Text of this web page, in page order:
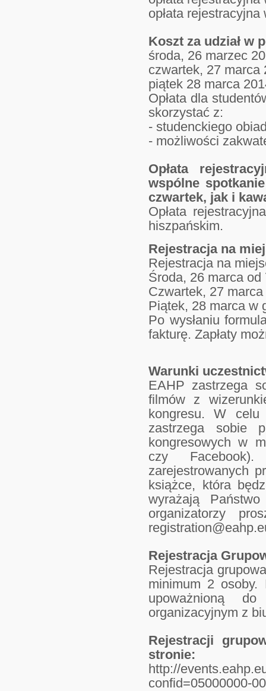
opłata
Koszt za udział w
środa, 26 marzec
czwartek, 27 marca
piątek 28 marca
Opłata dla
skorzystać z:
- studenckiego
- możliwości
Opłata
wspólne
czwartek, jak i
Opłata
hiszpańskim.
Rejestracja na
Rejestracja na
Środa, 26 marca od
Czwartek, 27
Piątek, 28 marca w
Po wysłaniu
fakturę. Zapłaty
Warunki
EAHP zastrzega
filmów z
kongresu. W celu
zastrzega sobie
kongresowych w
czy
zarejestrowanych
książce, która
wyrażają
organizatorzy
Rejestracja
Rejestracja
minimum 2
upoważnioną
organizacyjnym z
Rejestracji
stronie:
http://
confid=05000000-